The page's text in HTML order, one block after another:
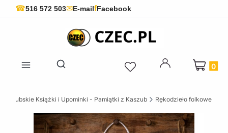
☎516 572 503✉E-mailfFacebook
Otwórz wyszukiwarkę
Produkty
Kaszubskie Książki i Upominki - Pamiątki z Kaszub Rękodzieło folkowe